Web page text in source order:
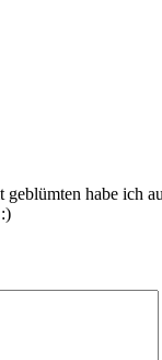
habe ich